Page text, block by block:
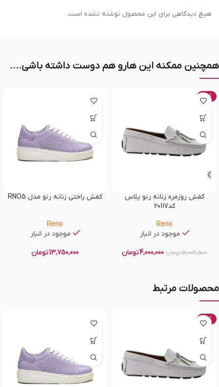
هیچ دیدگاهی برای این محصول نوشته نشده است.
همچنین ممکنه این هارو هم دوست داشته باشی....
-20%
کفش روزمره زنانه رنو پلاس
کد20117
Reno
موجود در انبار
5,002,500تومان 4,000,000تومان
کفش راحتی زنانه رنو مدل RNO5
Reno
موجود در انبار
13,750,000تومان
محصولات مرتبط
-20%